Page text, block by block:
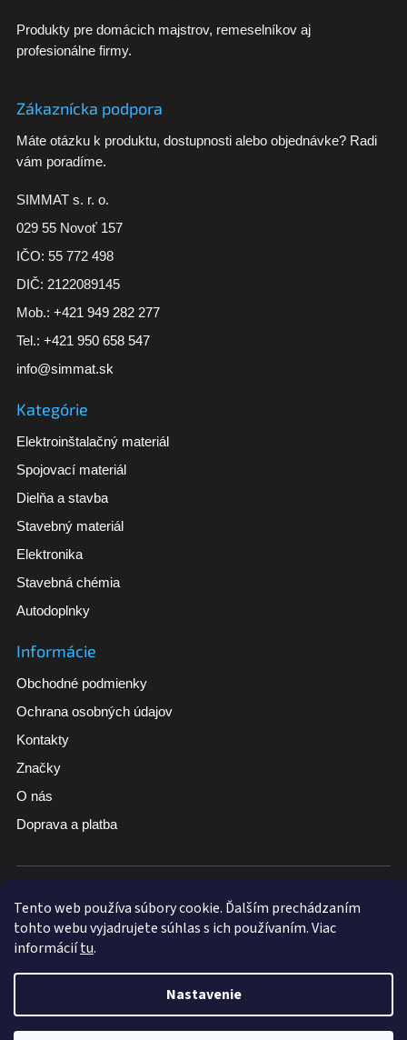
Tento web používa súbory cookie. Ďalším prechádzaním
tohto webu vyjadrujete súhlas s ich používaním. Viac
informáciítu.
Nastavenie
Produkty pre domácich majstrov, remeselníkov aj
profesionálne firmy.
Zákaznícka podpora
Máte otázku k produktu, dostupnosti alebo objednávke? Radi
vám poradíme.
SIMMAT s. r. o.
029 55 Novoť 157
IČO: 55 772 498
DIČ: 2122089145
Mob.: +421 949 282 277
Tel.: +421 950 658 547
info@simmat.sk
Kategórie
Elektroinštalačný materiál
Spojovací materiál
Dielňa a stavba
Stavebný materiál
Elektronika
Stavebná chémia
Autodoplnky
Informácie
Obchodné podmienky
Ochrana osobných údajov
Kontakty
Značky
O nás
Doprava a platba
Široký sortiment Tovar skladom pri vybraných produktoch
Doručenie zdarma nad 100 €
Vytvoril Shoptet